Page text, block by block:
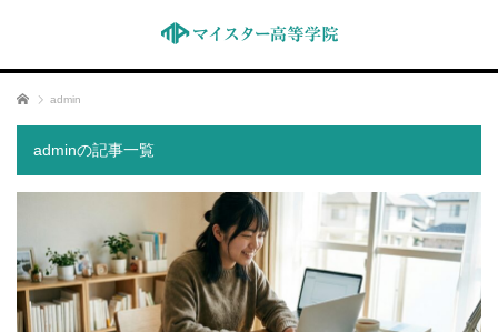
ホーム admin
adminの記事一覧